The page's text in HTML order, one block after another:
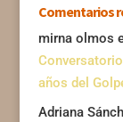
Comentarios
mirna olmos
años del
Adriana